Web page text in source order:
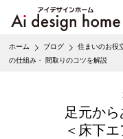
ホーム ブログ 住まいのお役
の仕組み・ 間取りのコツを解説
足元か
＜床下